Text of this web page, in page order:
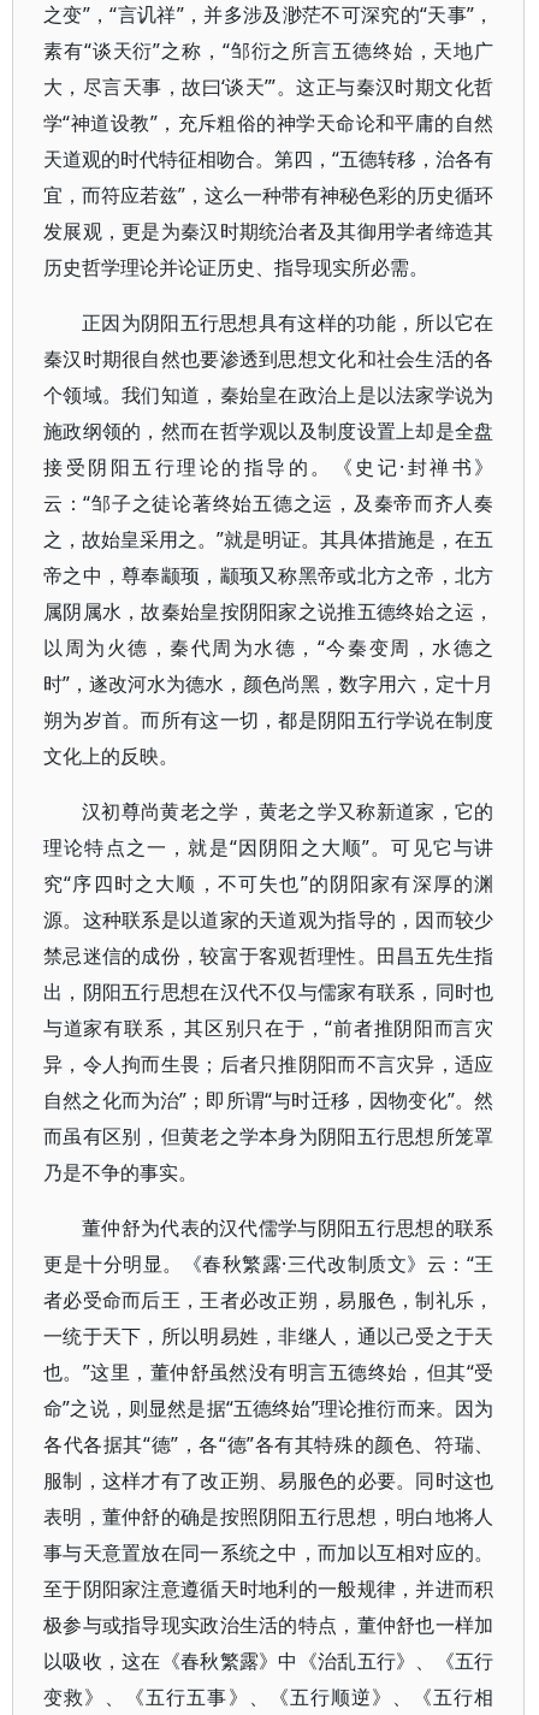
之变”，“言讥祥”，并多涉及渺茫不可深究的“天事”，
素有“谈天衍”之称，“邹衍之所言五德终始，天地广
大，尽言天事，故曰‘谈天’”。这正与秦汉时期文化哲
学“神道设教”，充斥粗俗的神学天命论和平庸的自然
天道观的时代特征相吻合。第四，“五德转移，治各有
宜，而符应若兹”，这么一种带有神秘色彩的历史循环
发展观，更是为秦汉时期统治者及其御用学者缔造其
历史哲学理论并论证历史、指导现实所必需。
正因为阴阳五行思想具有这样的功能，所以它在
秦汉时期很自然也要渗透到思想文化和社会生活的各
个领域。我们知道，秦始皇在政治上是以法家学说为
施政纲领的，然而在哲学观以及制度设置上却是全盘
接受阴阳五行理论的指导的。《史记·封禅书》
云：“邹子之徒论著终始五德之运，及秦帝而齐人奏
之，故始皇采用之。”就是明证。其具体措施是，在五
帝之中，尊奉颛顼，颛顼又称黑帝或北方之帝，北方
属阴属水，故秦始皇按阴阳家之说推五德终始之运，
以周为火德，秦代周为水德，“今秦变周，水德之
时”，遂改河水为德水，颜色尚黑，数字用六，定十月
朔为岁首。而所有这一切，都是阴阳五行学说在制度
文化上的反映。
汉初尊尚黄老之学，黄老之学又称新道家，它的
理论特点之一，就是“因阴阳之大顺”。可见它与讲
究“序四时之大顺，不可失也”的阴阳家有深厚的渊
源。这种联系是以道家的天道观为指导的，因而较少
禁忌迷信的成份，较富于客观哲理性。田昌五先生指
出，阴阳五行思想在汉代不仅与儒家有联系，同时也
与道家有联系，其区别只在于，“前者推阴阳而言灾
异，令人拘而生畏；后者只推阴阳而不言灾异，适应
自然之化而为治”；即所谓“与时迁移，因物变化”。然
而虽有区别，但黄老之学本身为阴阳五行思想所笼罩
乃是不争的事实。
董仲舒为代表的汉代儒学与阴阳五行思想的联系
更是十分明显。《春秋繁露·三代改制质文》云：“王
者必受命而后王，王者必改正朔，易服色，制礼乐，
一统于天下，所以明易姓，非继人，通以己受之于天
也。”这里，董仲舒虽然没有明言五德终始，但其“受
命”之说，则显然是据“五德终始”理论推衍而来。因为
各代各据其“德”，各“德”各有其特殊的颜色、符瑞、
服制，这样才有了改正朔、易服色的必要。同时这也
表明，董仲舒的确是按照阴阳五行思想，明白地将人
事与天意置放在同一系统之中，而加以互相对应的。
至于阴阳家注意遵循天时地利的一般规律，并进而积
极参与或指导现实政治生活的特点，董仲舒也一样加
以吸收，这在《春秋繁露》中《治乱五行》、《五行
变救》、《五行五事》、《五行顺逆》、《五行相